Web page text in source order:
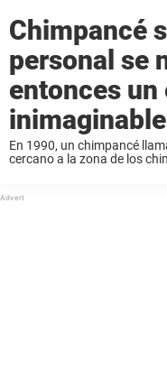
Chimpancé
personal se
entonces un
inimaginable
En 1990, un chimpancé
cercano a la zona de los